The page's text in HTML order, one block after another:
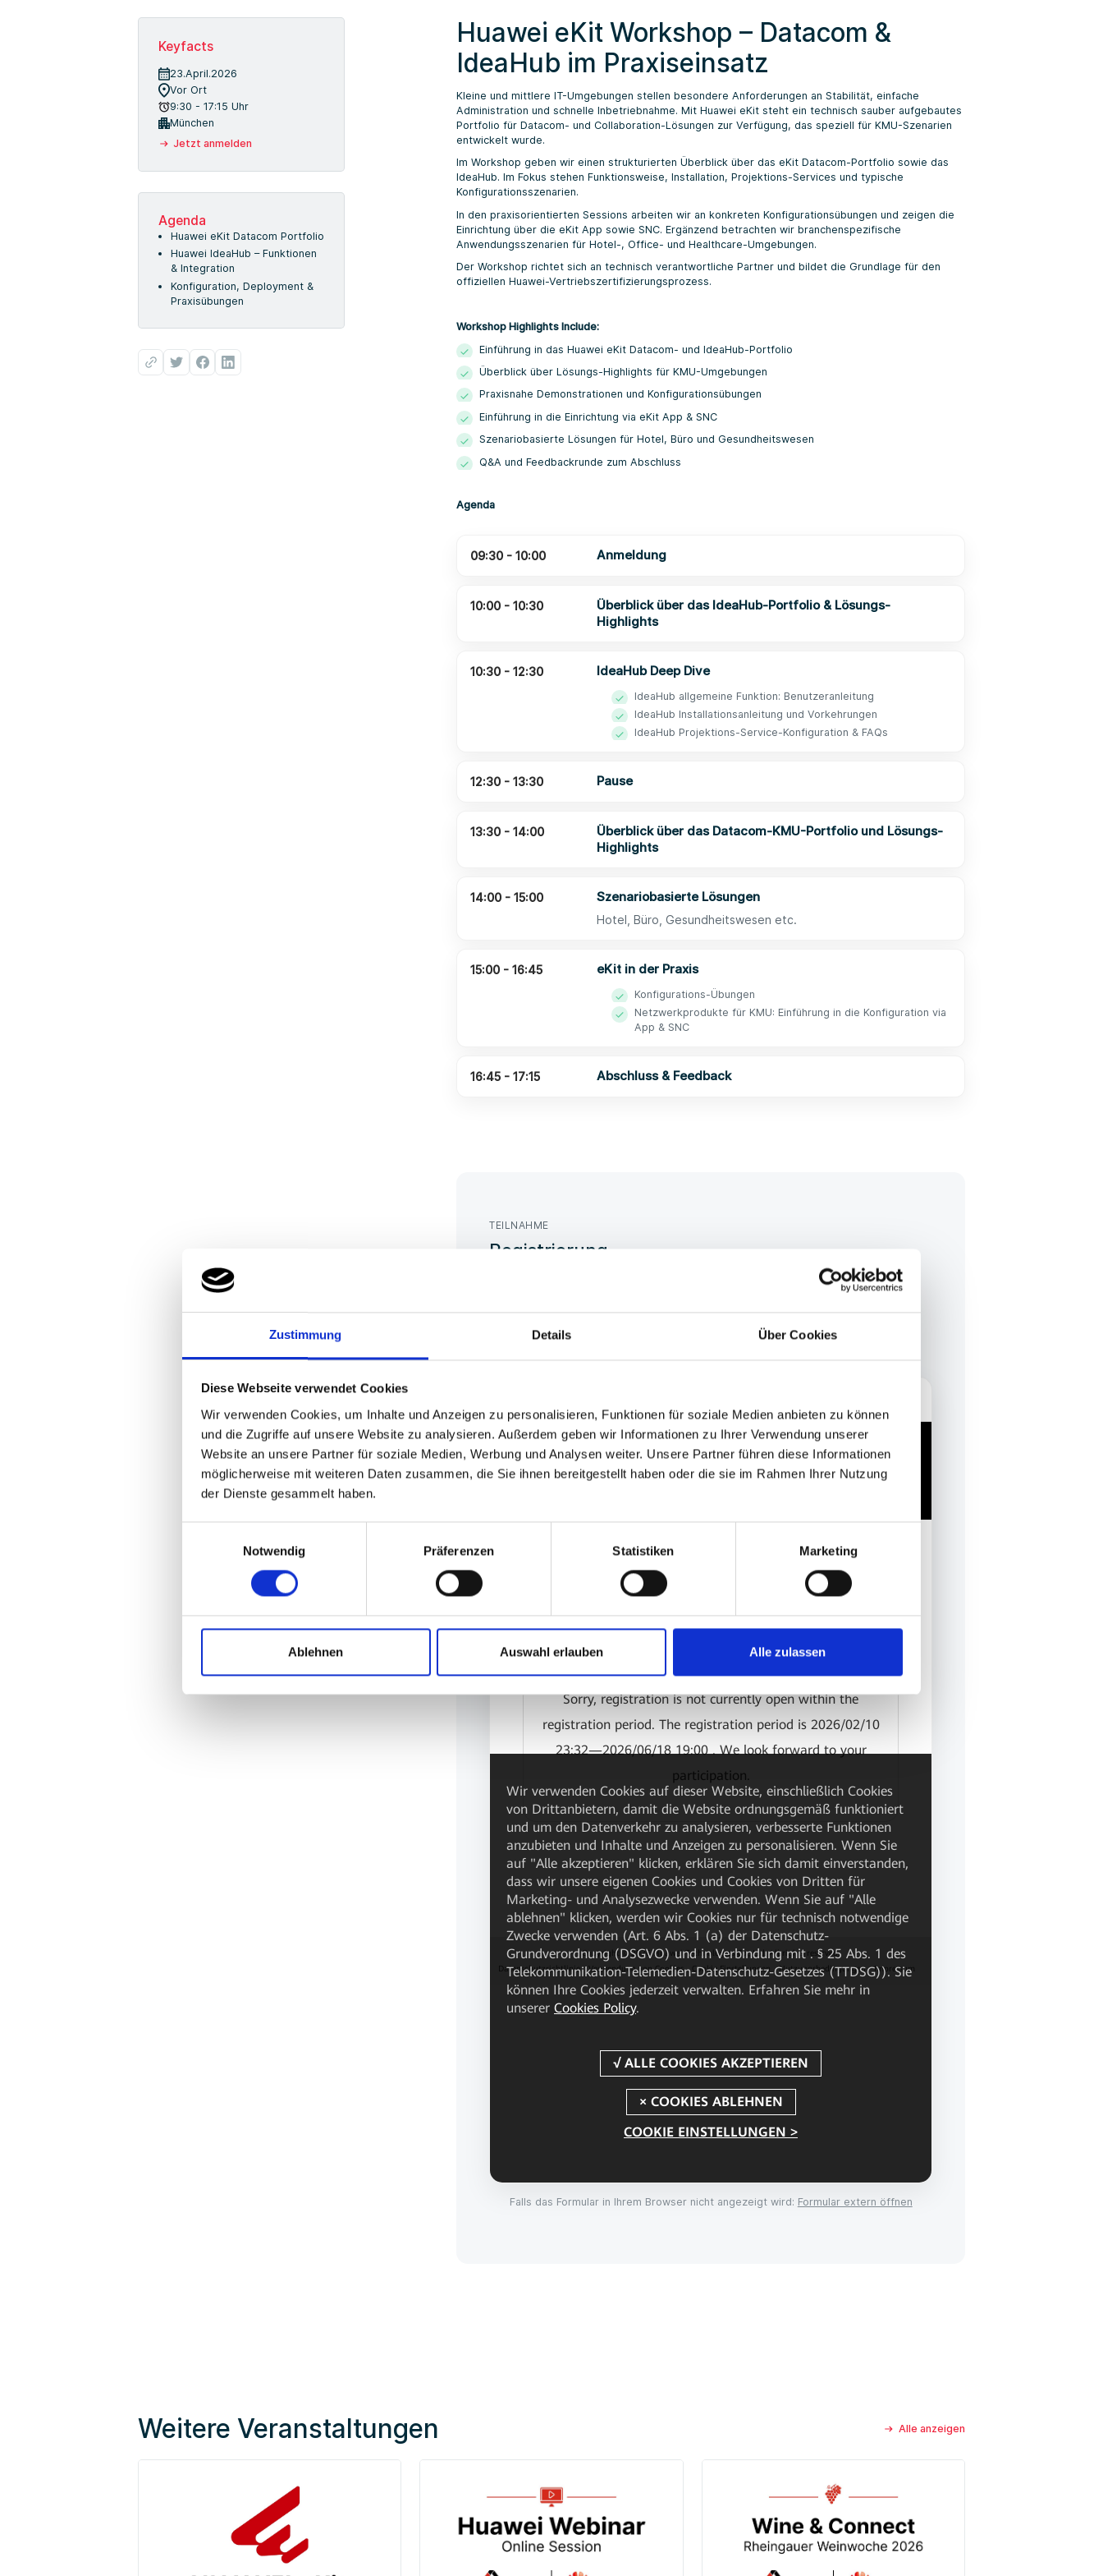
Zustimmung Details Über Cookies
Diese Webseite verwendet Cookies
Wir verwenden Cookies, um Inhalte und Anzeigen zu personalisieren, Funktionen für soziale Medien anbieten zu können
und die Zugriffe auf unsere Website zu analysieren. Außerdem geben wir Informationen zu Ihrer Verwendung unserer
Website an unsere Partner für soziale Medien, Werbung und Analysen weiter. Unsere Partner führen diese Informationen
möglicherweise mit weiteren Daten zusammen, die Sie ihnen bereitgestellt haben oder die sie im Rahmen Ihrer Nutzung
der Dienste gesammelt haben.
Notwendig
Präferenzen Statistiken Marketing
Ablehnen Auswahl erlauben Alle zulassen
Keyfacts
23.April.2026
Vor Ort
9:30 - 17:15 Uhr
München
Jetzt anmelden
Agenda
Huawei eKit Datacom Portfolio
Huawei IdeaHub – Funktionen
& Integration
Konfiguration, Deployment &
Praxisübungen
Huawei eKit Workshop – Datacom &
IdeaHub im Praxiseinsatz
Kleine und mittlere IT-Umgebungen stellen besondere Anforderungen an Stabilität, einfache
Administration und schnelle Inbetriebnahme. Mit Huawei eKit steht ein technisch sauber aufgebautes
Portfolio für Datacom- und Collaboration-Lösungen zur Verfügung, das speziell für KMU-Szenarien
entwickelt wurde.
Im Workshop geben wir einen strukturierten Überblick über das eKit Datacom-Portfolio sowie das
IdeaHub. Im Fokus stehen Funktionsweise, Installation, Projektions-Services und typische
Konfigurationsszenarien.
In den praxisorientierten Sessions arbeiten wir an konkreten Konfigurationsübungen und zeigen die
Einrichtung über die eKit App sowie SNC. Ergänzend betrachten wir branchenspezifische
Anwendungsszenarien für Hotel-, Office- und Healthcare-Umgebungen.
Der Workshop richtet sich an technisch verantwortliche Partner und bildet die Grundlage für den
offiziellen Huawei-Vertriebszertifizierungsprozess.
Workshop Highlights Include:
Einführung in das Huawei eKit Datacom- und IdeaHub-Portfolio
Überblick über Lösungs-Highlights für KMU-Umgebungen
Praxisnahe Demonstrationen und Konfigurationsübungen
Einführung in die Einrichtung via eKit App & SNC
Szenariobasierte Lösungen für Hotel, Büro und Gesundheitswesen
Q&A und Feedbackrunde zum Abschluss
Agenda
09:30 - 10:00 Anmeldung
10:00 - 10:30
Überblick über das IdeaHub-Portfolio & Lösungs-
Highlights
10:30 - 12:30 IdeaHub Deep Dive
IdeaHub allgemeine Funktion: Benutzeranleitung
IdeaHub Installationsanleitung und Vorkehrungen
IdeaHub Projektions-Service-Konfiguration & FAQs
12:30 - 13:30 Pause
13:30 - 14:00
Überblick über das Datacom-KMU-Portfolio und Lösungs-
Highlights
14:00 - 15:00 Szenariobasierte Lösungen
Hotel, Büro, Gesundheitswesen etc.
15:00 - 16:45 eKit in der Praxis
Konfigurations-Übungen
Netzwerkprodukte für KMU: Einführung in die Konfiguration via
App & SNC
16:45 - 17:15 Abschluss & Feedback
TEILNAHME
Registrierung
erfolgreicher Registrierung erhalten Sie eine Bestätigung per E-Mail.
Bitte beachten Sie, dass die Teilnehmerzahl begrenzt ist.
Falls das Formular in Ihrem Browser nicht angezeigt wird: Formular extern öffnen
Weitere Veranstaltungen Alle anzeigen